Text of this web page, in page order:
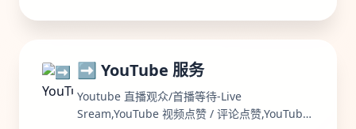
➡️ YouTube 服务
Youtube 直播观众/首播等待-Live
Sream,YouTube 视频点赞 / 评论点赞,YouTube